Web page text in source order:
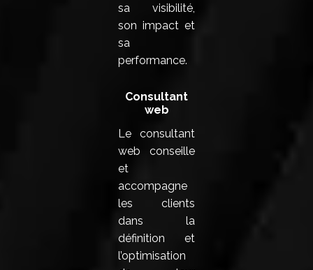
sa visibilité,
son impact et
sa
performance.
Consultant
web
Le consultant
web conseille
et
accompagne
les clients
dans la
définition et
l’optimisation